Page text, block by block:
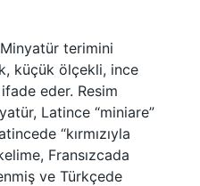
terimini
küçük ölçekli, ince
eder. Resim
Latince “miniare”
“kırmızıyla
Fransızcada
ve Türkçede